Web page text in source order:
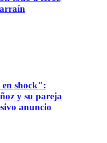
shock":
y su pareja
anuncio